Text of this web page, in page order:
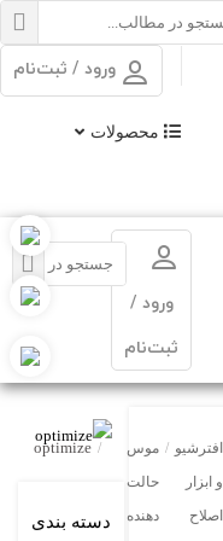
ورود / ثبت‌نام
محصولات
ورود /
ثبت‌نام
افترشیو
و ابزار
اصلاح
/ موس
حالت
دهنده مو
/
optimize
دسته بندی